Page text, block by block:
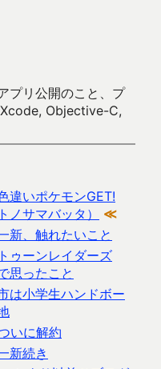
プリ公開のこと、プ
Xcode, Objective-C,
違いポケモンGET!
ノサマバッタ）
≪
新、触れたいこと
ゥーンレイダーズ
思ったこと
は小学生ハンドボー
いに解約
新続き